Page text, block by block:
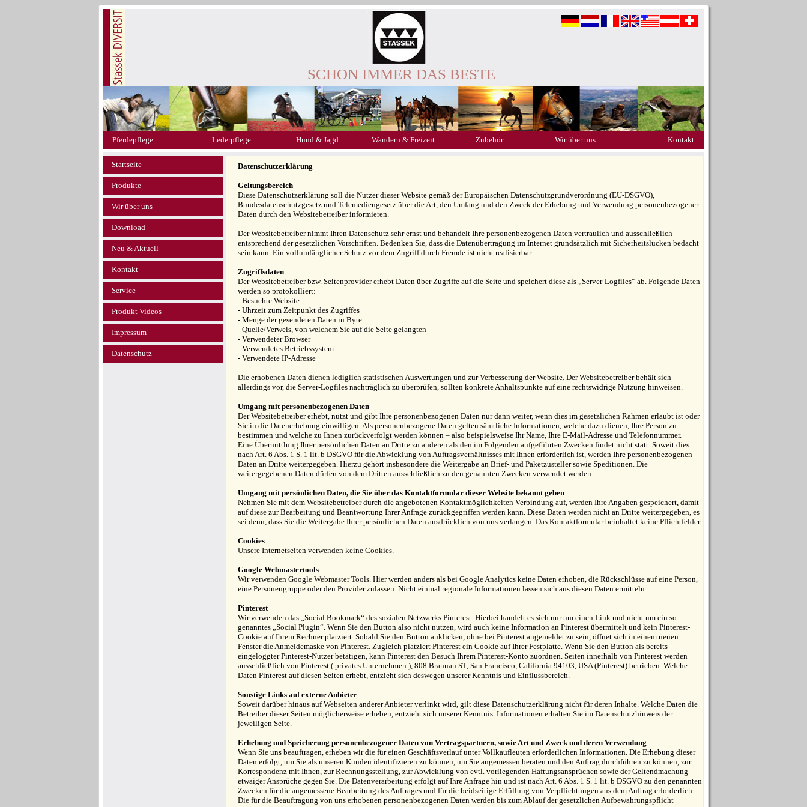
SCHON IMMER DAS BESTE
Pferdepflege Lederpflege Hund & Jagd Wandern & Freizeit Zubehör Wir über uns Kontakt
Startseite
Produkte
Wir über uns
Download
Neu & Aktuell
Kontakt
Service
Produkt Videos
Impressum
Datenschutz
Datenschutzerklärung
Geltungsbereich
Diese Datenschutzerklärung soll die Nutzer dieser Website gemäß der Europäischen Datenschutzgrundverordnung (EU-DSGVO),
Bundesdatenschutzgesetz und Telemediengesetz über die Art, den Umfang und den Zweck der Erhebung und Verwendung personenbezogener
Daten durch den Websitebetreiber informieren.
Der Websitebetreiber nimmt Ihren Datenschutz sehr ernst und behandelt Ihre personenbezogenen Daten vertraulich und ausschließlich
entsprechend der gesetzlichen Vorschriften. Bedenken Sie, dass die Datenübertragung im Internet grundsätzlich mit Sicherheitslücken bedacht
sein kann. Ein vollumfänglicher Schutz vor dem Zugriff durch Fremde ist nicht realisierbar.
Zugriffsdaten
Der Websitebetreiber bzw. Seitenprovider erhebt Daten über Zugriffe auf die Seite und speichert diese als „Server-Logfiles“ ab. Folgende Daten
werden so protokolliert:
- Besuchte Website
- Uhrzeit zum Zeitpunkt des Zugriffes
- Menge der gesendeten Daten in Byte
- Quelle/Verweis, von welchem Sie auf die Seite gelangten
- Verwendeter Browser
- Verwendetes Betriebssystem
- Verwendete IP-Adresse
Die erhobenen Daten dienen lediglich statistischen Auswertungen und zur Verbesserung der Website. Der Websitebetreiber behält sich
allerdings vor, die Server-Logfiles nachträglich zu überprüfen, sollten konkrete Anhaltspunkte auf eine rechtswidrige Nutzung hinweisen.
Umgang mit personenbezogenen Daten
Der Websitebetreiber erhebt, nutzt und gibt Ihre personenbezogenen Daten nur dann weiter, wenn dies im gesetzlichen Rahmen erlaubt ist oder
Sie in die Datenerhebung einwilligen. Als personenbezogene Daten gelten sämtliche Informationen, welche dazu dienen, Ihre Person zu
bestimmen und welche zu Ihnen zurückverfolgt werden können – also beispielsweise Ihr Name, Ihre E-Mail-Adresse und Telefonnummer.
Eine Übermittlung Ihrer persönlichen Daten an Dritte zu anderen als den im Folgenden aufgeführten Zwecken findet nicht statt. Soweit dies
nach Art. 6 Abs. 1 S. 1 lit. b DSGVO für die Abwicklung von Auftragsverhältnisses mit Ihnen erforderlich ist, werden Ihre personenbezogenen
Daten an Dritte weitergegeben. Hierzu gehört insbesondere die Weitergabe an Brief- und Paketzusteller sowie Speditionen. Die
weitergegebenen Daten dürfen von dem Dritten ausschließlich zu den genannten Zwecken verwendet werden.
Umgang mit persönlichen Daten, die Sie über das Kontaktformular dieser Website bekannt geben
Nehmen Sie mit dem Websitebetreiber durch die angebotenen Kontaktmöglichkeiten Verbindung auf, werden Ihre Angaben gespeichert, damit
auf diese zur Bearbeitung und Beantwortung Ihrer Anfrage zurückgegriffen werden kann. Diese Daten werden nicht an Dritte weitergegeben, es
sei denn, dass Sie die Weitergabe Ihrer persönlichen Daten ausdrücklich von uns verlangen. Das Kontaktformular beinhaltet keine Pflichtfelder.
Cookies
Unsere Internetseiten verwenden keine Cookies.
Google Webmastertools
Wir verwenden Google Webmaster Tools. Hier werden anders als bei Google Analytics keine Daten erhoben, die Rückschlüsse auf eine Person,
eine Personengruppe oder den Provider zulassen. Nicht einmal regionale Informationen lassen sich aus diesen Daten ermitteln.
Pinterest
Wir verwenden das „Social Bookmark“ des sozialen Netzwerks Pinterest. Hierbei handelt es sich nur um einen Link und nicht um ein so
genanntes „Social Plugin“. Wenn Sie den Button also nicht nutzen, wird auch keine Information an Pinterest übermittelt und kein Pinterest-
Cookie auf Ihrem Rechner platziert. Sobald Sie den Button anklicken, ohne bei Pinterest angemeldet zu sein, öffnet sich in einem neuen
Fenster die Anmelde­maske von Pinterest. Zugleich platziert Pinterest ein Cookie auf Ihrer Festplatte. Wenn Sie den Button als bereits
eingeloggter Pinterest-Nutzer betätigen, kann Pinterest den Besuch Ihrem Pinterest-Konto zuordnen. Seiten innerhalb von Pinterest werden
ausschließlich von Pinterest ( privates Unternehmen ), 808 Brannan ST, San Francisco, California 94103, USA (Pinterest) betrieben. Welche
Daten Pinterest auf diesen Seiten erhebt, entzieht sich deswegen unserer Kenntnis und Einfluss­bereich.
Sonstige Links auf externe Anbieter
Soweit darüber hinaus auf Web­seiten anderer Anbieter verlinkt wird, gilt diese Daten­schutz­erklärung nicht für deren Inhalte. Welche Daten die
Betreiber dieser Seiten möglicherweise erheben, entzieht sich unserer Kenntnis. Informationen erhalten Sie im Daten­schutz­hinweis der
jeweiligen Seite.
Erhebung und Speicherung personenbezogener Daten von Vertragspartnern, sowie Art und Zweck und deren Verwendung
Wenn Sie uns beauftragen, erheben wir die für einen Geschäftsverlauf unter Vollkaufleuten erforderlichen Informationen. Die Erhebung dieser
Daten erfolgt, um Sie als unseren Kunden identifizieren zu können, um Sie angemessen beraten und den Auftrag durchführen zu können, zur
Korrespondenz mit Ihnen, zur Rechnungsstellung, zur Abwicklung von evtl. vorliegenden Haftungsansprüchen sowie der Geltendmachung
etwaiger Ansprüche gegen Sie. Die Datenverarbeitung erfolgt auf Ihre Anfrage hin und ist nach Art. 6 Abs. 1 S. 1 lit. b DSGVO zu den genannten
Zwecken für die angemessene Bearbeitung des Auftrages und für die beidseitige Erfüllung von Verpflichtungen aus dem Auftrag erforderlich.
Die für die Beauftragung von uns erhobenen personenbezogenen Daten werden bis zum Ablauf der gesetzlichen Aufbewahrungspflicht